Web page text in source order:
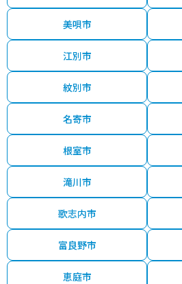
美唄市
江別市
紋別市
名寄市
根室市
滝川市
歌志内市
富良野市
恵庭市